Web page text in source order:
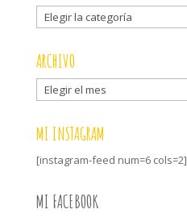
Mis
categorías
ARCHIVO
Archivo
MI INSTAGRAM
[instagram-feed num=6 cols=2]
MI FACEBOOK